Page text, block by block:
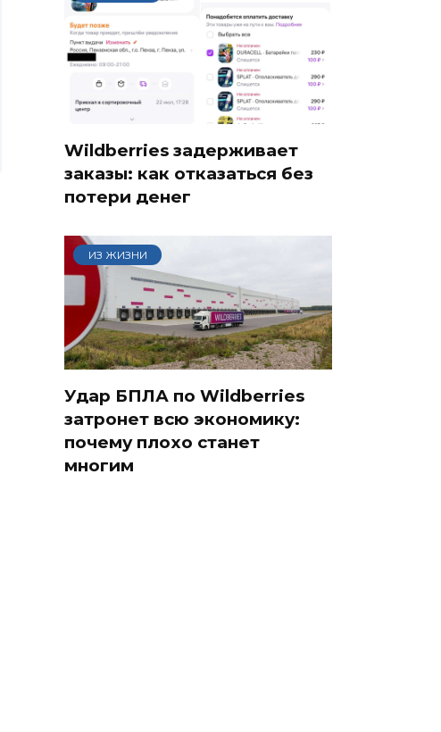
Wildberries задерживает
заказы: как отказаться без
потери денег
ИЗ ЖИЗНИ
Удар БПЛА по Wildberries
затронет всю экономику:
почему плохо станет
многим